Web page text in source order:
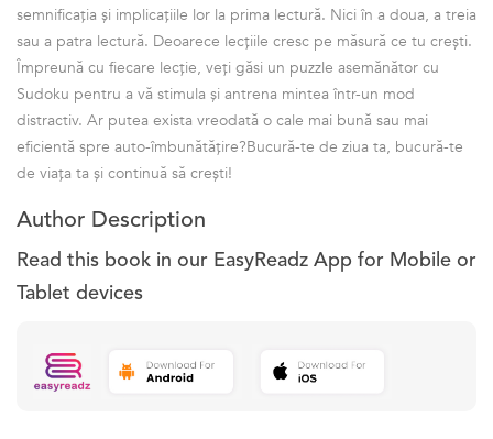
semnificația și implicațiile lor la prima lectură. Nici în a doua, a treia
sau a patra lectură. Deoarece lecțiile cresc pe măsură ce tu crești.
Împreună cu fiecare lecție, veți găsi un puzzle asemănător cu
Sudoku pentru a vă stimula și antrena mintea într-un mod
distractiv. Ar putea exista vreodată o cale mai bună sau mai
eficientă spre auto-îmbunătățire?Bucură-te de ziua ta, bucură-te
de viața ta și continuă să crești!
Author Description
Read this book in our EasyReadz App for Mobile or
Tablet devices